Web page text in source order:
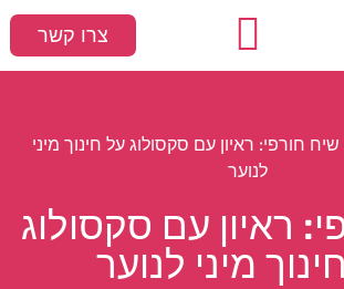
צרו קשר
שיח חורפי: ראיון עם סקסולוג על חינוך מיני
לנוער
ראיון עם סקסולוג
מיני לנוער